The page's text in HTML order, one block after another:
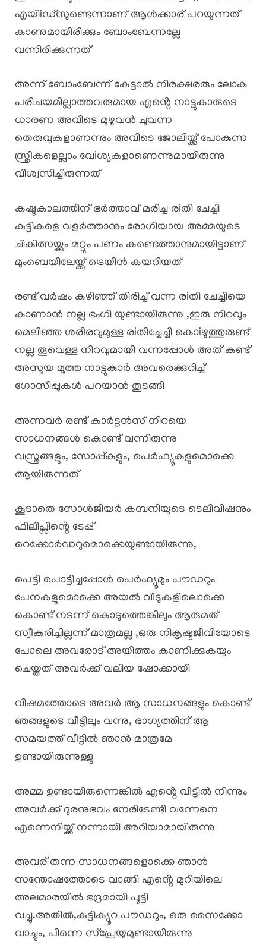
എയിiഡ്സുണ്ടെന്നാണ് ആൾക്കാര് പറയുന്നത്
കാണുമായിരിക്കും ബോംബേന്നല്ലേ
വന്നിരിക്കുന്നത്
അന്ന് ബോംബേന്ന് കേട്ടാൽ നിരക്ഷരരും ലോക
പരിചയമില്ലാത്തവരുമായ എൻ്റെ നാട്ടുകാരുടെ
ധാരണ അവിടെ മുഴുവൻ ചുവന്ന
തെരുവുകളാണന്നും അവിടെ ജോലിയ്ക്ക് പോകുന്ന
സ്ത്രീകളെല്ലാം വേiശ്യകളാണെന്നുമായിരുന്നു
വിശ്വസിച്ചിരുന്നത്
കഷ്ടകാലത്തിന് ഭർത്താവ് മരിച്ച രiതി ചേച്ചി
കുട്ടികളെ വളർത്താനും രോഗിയായ അമ്മയുടെ
ചികിത്സയ്ക്കും മറ്റും പണം കണ്ടെത്താനുമായിട്ടാണ്
മുംബെയിലേയ്ക്ക് ട്രെയിൻ കയറിയത്
രണ്ട് വർഷം കഴിഞ്ഞ് തിരിച്ച് വന്ന രiതി ചേച്ചിയെ
കാണാൻ നല്ല ഭംഗി യുണ്ടായിരുന്നു ,ഇരു നിറവും
മെലിഞ്ഞ ശരീരവുമുള്ള രiതിച്ചേച്ചി കൊiഴുത്തുരുണ്ട്
നല്ല തൂവെള്ള നിറവുമായി വന്നപ്പോൾ അത് കണ്ട്
അസൂയ മൂത്ത നാട്ടുകാർ അവരെക്കുറിച്ച്
ഗോസിപ്പുകൾ പറയാൻ തുടങ്ങി
അന്നവർ രണ്ട് കാർട്ടൻസ് നിറയെ
സാധനങ്ങൾ കൊണ്ട് വന്നിരുന്നു
വസ്ത്രങ്ങളും, സോപ്പ്കളും, പെർഫ്യൂകളുമൊക്കെ
ആയിരുന്നത്
കൂടാതെ സോൾജിയർ കമ്പനിയുടെ ടെലിവിഷനും
ഫിലിപ്സിൻ്റെ ടേപ്പ്
റെക്കോർഡറുമൊക്കെയുണ്ടായിരുന്നു,
പെട്ടി പൊട്ടിച്ചപ്പോൾ പെർഫ്യൂമും പൗഡറും
പേനകളുമൊക്കെ അയൽ വീടുകളിലൊക്കെ
കൊണ്ട് നടന്ന് കൊടുത്തെങ്കിലും ആരുമത്
സ്വീകരിച്ചില്ലന്ന് മാത്രമല്ല ,ഒരു നികൃഷ്ടജീവിയോടെ
പോലെ അവരോട് അയിത്തം കാണിക്കുകയും
ചെയ്തത് അവർക്ക് വലിയ ഷോക്കായി
വിഷമത്തോടെ അവർ ആ സാധനങ്ങളും കൊണ്ട്
ഞങ്ങളുടെ വീട്ടിലും വന്നു, ഭാഗ്യത്തിന് ആ
സമയത്ത് വീട്ടിൽ ഞാൻ മാത്രമേ
ഉണ്ടായിരുന്നുള്ളു
അമ്മ ഉണ്ടായിരുന്നെങ്കിൽ എൻ്റെ വീട്ടിൽ നിന്നും
അവർക്ക് ദുരനുഭവം നേരിടേണ്ടി വന്നേനെ
എന്നെനിയ്ക്ക് നന്നായി അറിയാമായിരുന്നു
അവര് തന്ന സാധനങ്ങളൊക്കെ ഞാൻ
സന്തോഷത്തോടെ വാങ്ങി എൻ്റെ മുറിയിലെ
അലമാരയിൽ ഭദ്രമായി പൂട്ടി
വച്ചു.അതിൽ,കുട്ടിക്യൂറ പൗഡറും, ഒരു സൈക്കോ
വാച്ചും, പിന്നെ സ്പ്രേയുമുണ്ടായിരുന്നു